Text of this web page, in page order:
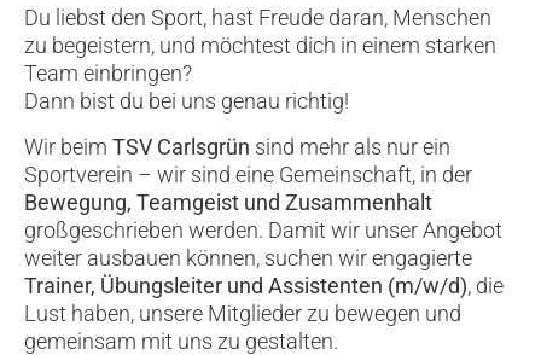
Du liebst den Sport, hast Freude daran, Menschen
zu begeistern, und möchtest dich in einem starken
Team einbringen?
Dann bist du bei uns genau richtig!
Wir beim TSV Carlsgrün sind mehr als nur ein
Sportverein – wir sind eine Gemeinschaft, in der
Bewegung, Teamgeist und Zusammenhalt
großgeschrieben werden. Damit wir unser Angebot
weiter ausbauen können, suchen wir engagierte
Trainer, Übungsleiter und Assistenten (m/w/d), die
Lust haben, unsere Mitglieder zu bewegen und
gemeinsam mit uns zu gestalten.